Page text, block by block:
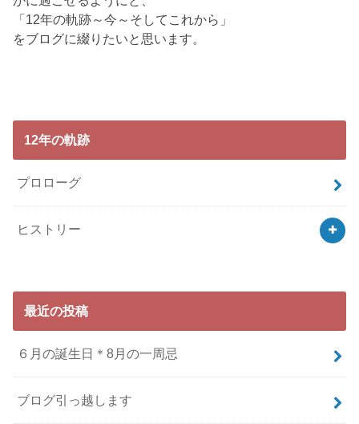
「12年の軌跡～今～そしてこれから」
をブログに綴りたいと思います。
12年の軌跡
プロローグ
ヒストリー
最近の投稿
６月の誕生日＊8月の一周忌
ブログ引っ越します